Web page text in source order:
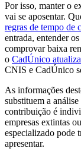
Por isso, manter o
vai se aposentar.
regras de tempo de
entrada, entender os
comprovar baixa
o CadÚnico
CNIS e CadÚnico
As informações
substituem a
contribuição é
empresas extintas
especializado pode
apresentar.